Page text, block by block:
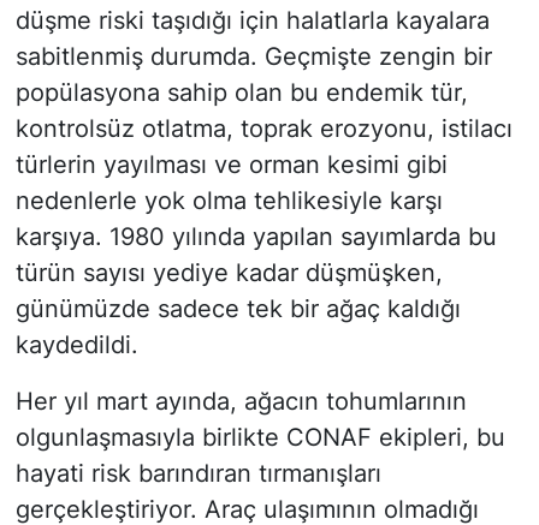
düşme riski taşıdığı için halatlarla kayalara
sabitlenmiş durumda. Geçmişte zengin bir
popülasyona sahip olan bu endemik tür,
kontrolsüz otlatma, toprak erozyonu, istilacı
türlerin yayılması ve orman kesimi gibi
nedenlerle yok olma tehlikesiyle karşı
karşıya. 1980 yılında yapılan sayımlarda bu
türün sayısı yediye kadar düşmüşken,
günümüzde sadece tek bir ağaç kaldığı
kaydedildi.
Her yıl mart ayında, ağacın tohumlarının
olgunlaşmasıyla birlikte CONAF ekipleri, bu
hayati risk barındıran tırmanışları
gerçekleştiriyor. Araç ulaşımının olmadığı